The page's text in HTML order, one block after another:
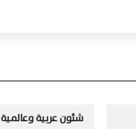
شئون عربية وعالمية